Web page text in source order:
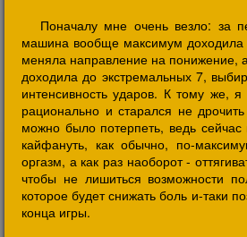
Поначалу мне очень везло: за
машина вообще максимум
меняла направление на понижение,
доходила до экстремальных 7,
интенсивность ударов. К тому же, я
рационально и старался не
можно было потерпеть, ведь
кайфануть, как обычно, по-
оргазм, а как раз наоборот -
чтобы не лишиться возможности
которое будет снижать боль и-таки
конца игры.